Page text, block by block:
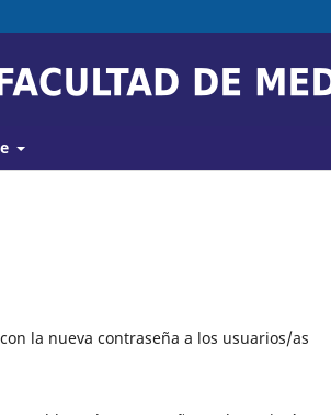
la nueva contraseña a los usuarios/as